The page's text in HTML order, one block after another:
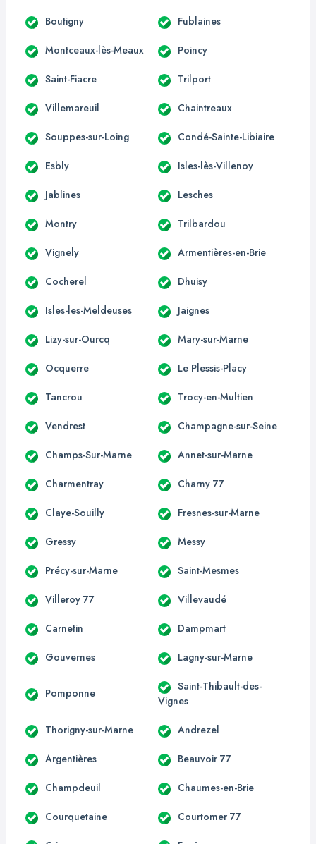
Boutigny Fublaines
Montceaux-lès-Meaux Poincy
Saint-Fiacre Trilport
Villemareuil Chaintreaux
Souppes-sur-Loing Condé-Sainte-Libiaire
Esbly Isles-lès-Villenoy
Jablines Lesches
Montry Trilbardou
Vignely Armentières-en-Brie
Cocherel Dhuisy
Isles-les-Meldeuses Jaignes
Lizy-sur-Ourcq Mary-sur-Marne
Ocquerre Le Plessis-Placy
Tancrou Trocy-en-Multien
Vendrest Champagne-sur-Seine
Champs-Sur-Marne Annet-sur-Marne
Charmentray Charny 77
Claye-Souilly Fresnes-sur-Marne
Gressy Messy
Précy-sur-Marne Saint-Mesmes
Villeroy 77 Villevaudé
Carnetin Dampmart
Gouvernes Lagny-sur-Marne
Pomponne
Saint-Thibault-des-
Vignes
Thorigny-sur-Marne Andrezel
Argentières Beauvoir 77
Champdeuil Chaumes-en-Brie
Courquetaine Courtomer 77